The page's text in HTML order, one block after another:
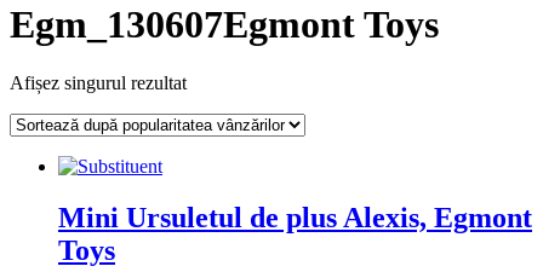
Egm_130607Egmont Toys
Afișez singurul rezultat
Mini Ursuletul de plus Alexis, Egmont
Toys